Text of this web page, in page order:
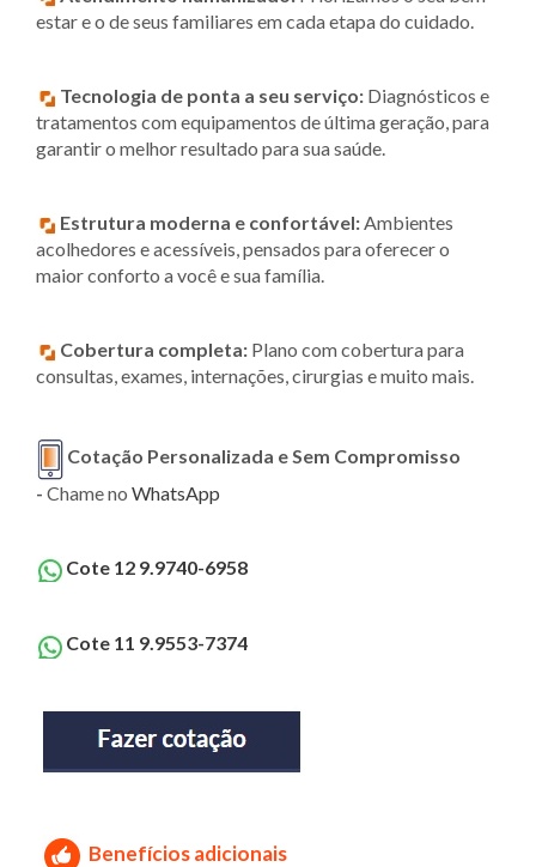
estar e o de seus familiares em cada etapa do cuidado.
Tecnologia de ponta a seu serviço: Diagnósticos e
tratamentos com equipamentos de última geração, para
garantir o melhor resultado para sua saúde.
Estrutura moderna e confortável:Ambientes
acolhedores e acessíveis, pensados para oferecer o
maior conforto a você e sua família.
Cobertura completa: Plano com cobertura para
consultas, exames, internações, cirurgias e muito mais.
Cotação Personalizada e Sem Compromisso
- Chame no WhatsApp
Cote 12 9.9740-6958
Cote 11 9.9553-7374
Benefícios adicionais